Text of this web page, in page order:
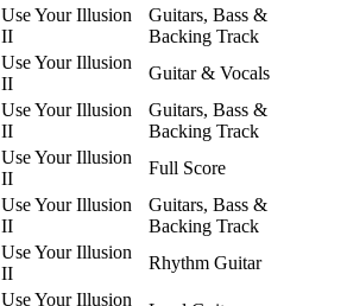
Use Your Illusion
II
Guitars, Bass &
Backing Track
Use Your Illusion
II
Guitar & Vocals
Use Your Illusion
II
Guitars, Bass &
Backing Track
Use Your Illusion
II
Full Score
Use Your Illusion
II
Guitars, Bass &
Backing Track
Use Your Illusion
II
Rhythm Guitar
Use Your Illusion